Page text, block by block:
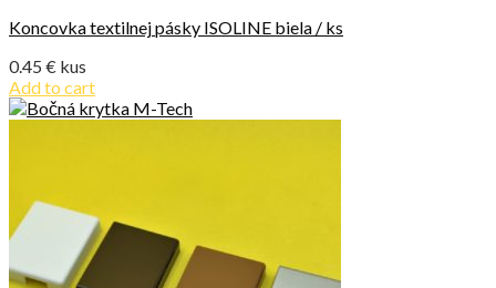
Koncovka textilnej pásky ISOLINE biela / ks
0.45 € kus
Add to cart